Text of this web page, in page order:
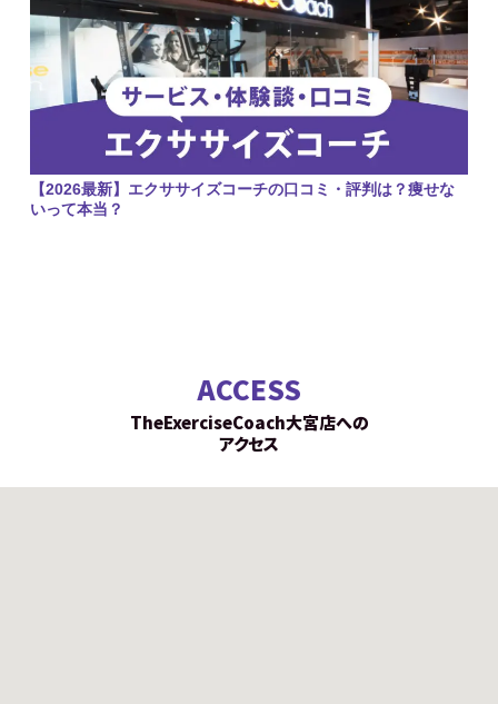
【2026最新】エクササイズコーチの口コミ・評判は？痩せな
いって本当？
ACCESS
TheExerciseCoach大宮店への
アクセス